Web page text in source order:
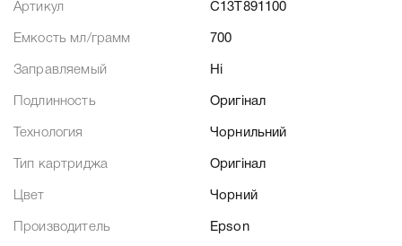
Артикул C13T891100
Емкость мл/грамм 700
Заправляемый Ні
Подлинность Оригінал
Технология Чорнильний
Тип картриджа Оригінал
Цвет Чорний
Производитель Epson